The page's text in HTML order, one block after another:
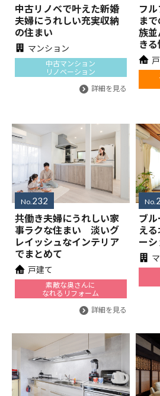
中古リノベで叶えた新婚
夫婦にうれしい充実収納
の住まい
マンション
中古マンション
リノベーション
詳細を見る
フ
ま
族
き
No. 232
共働き夫婦にうれしい家
事ラクな住まい 淡いグ
レイッシュなインテリア
でまとめて
戸建て
素敵な奥さんに
なれるリフォーム
詳細を見る
No.
ブ
え
ー